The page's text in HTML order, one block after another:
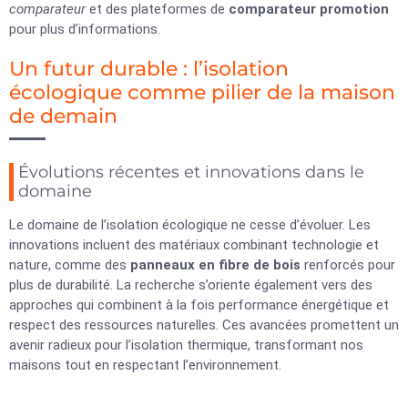
comparateuret des plateformes de comparateur promotion
pour plus d’informations.
Un futur durable : l’isolation
écologique comme pilier de la maison
de demain
Évolutions récentes et innovations dans le
domaine
Le domaine de l’isolation écologique ne cesse d’évoluer. Les
innovations incluent des matériaux combinant technologie et
nature, comme des panneaux en fibre de bois renforcés pour
plus de durabilité. La recherche s’oriente également vers des
approches qui combinent à la fois performance énergétique et
respect des ressources naturelles. Ces avancées promettent un
avenir radieux pour l’isolation thermique, transformant nos
maisons tout en respectant l’environnement.